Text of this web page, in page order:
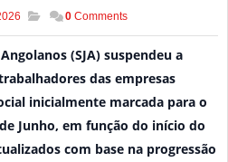
0 Comments
(SJA) suspendeu a
das empresas
inicialmente marcada para o
Junho, em função do início do
com base na progressão